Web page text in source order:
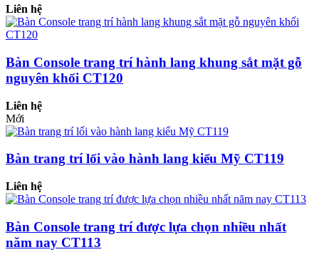
Liên hệ
Bàn Console trang trí hành lang khung sắt mặt gỗ
nguyên khối CT120
Liên hệ
Mới
Bàn trang trí lối vào hành lang kiểu Mỹ CT119
Liên hệ
Bàn Console trang trí được lựa chọn nhiều nhất
năm nay CT113